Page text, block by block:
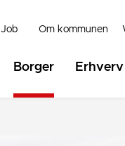
Job Om kommunen
Borger Erhverv